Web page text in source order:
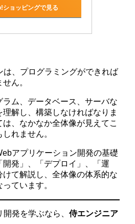
ショッピングで見る
は、プログラミングができれば
ん。
ム、データベース、サーバな
解し、構築しなければなりま
、なかなか全体像が見えてこ
れません。
アプリケーション開発の基礎
開発」、「デプロイ」、「運
けて解説し、全体像の体系的な
ています。
開発を学ぶなら、侍エンジニア